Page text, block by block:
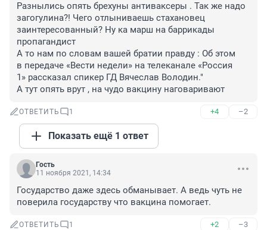
Разнылись опять брехуны антиваксеры . Так же надо
загогулина?! Чего отлыниваешь стахановец
заинтересованный? Ну ка марш на баррикады
пропагандист
А то нам по словам вашей братии правду : Об этом
в передаче «Вести недели» на телеканале «Россия
1» рассказал спикер ГД Вячеслав Володин."
А тут опять врут , на чудо вакцину наговаривают
ОТВЕТИТЬ 1 +4 –2
Показать ещё 1 ответ
Гость
11 ноября 2021, 14:34
Государство даже здесь обманывает. А ведь чуть не
поверила государству что вакцина помогает.
ОТВЕТИТЬ 1 +2 –3